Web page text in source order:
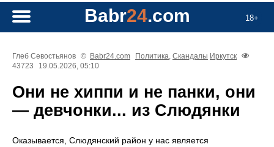
18+
Babr24.com
Глеб Севостьянов © Babr24.com Политика, Скандалы Иркутск
43723
19.05.2026, 05:10
Они не хиппи и не панки, они
— девчонки... из Слюдянки
Оказывается, Слюдянский район у нас является